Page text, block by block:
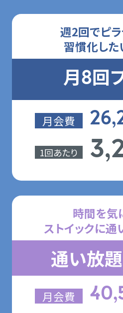
週2回でピ
習慣化した
月8回
月会費
1回あたり
時間を気
ストイックに通
通い放
月会費